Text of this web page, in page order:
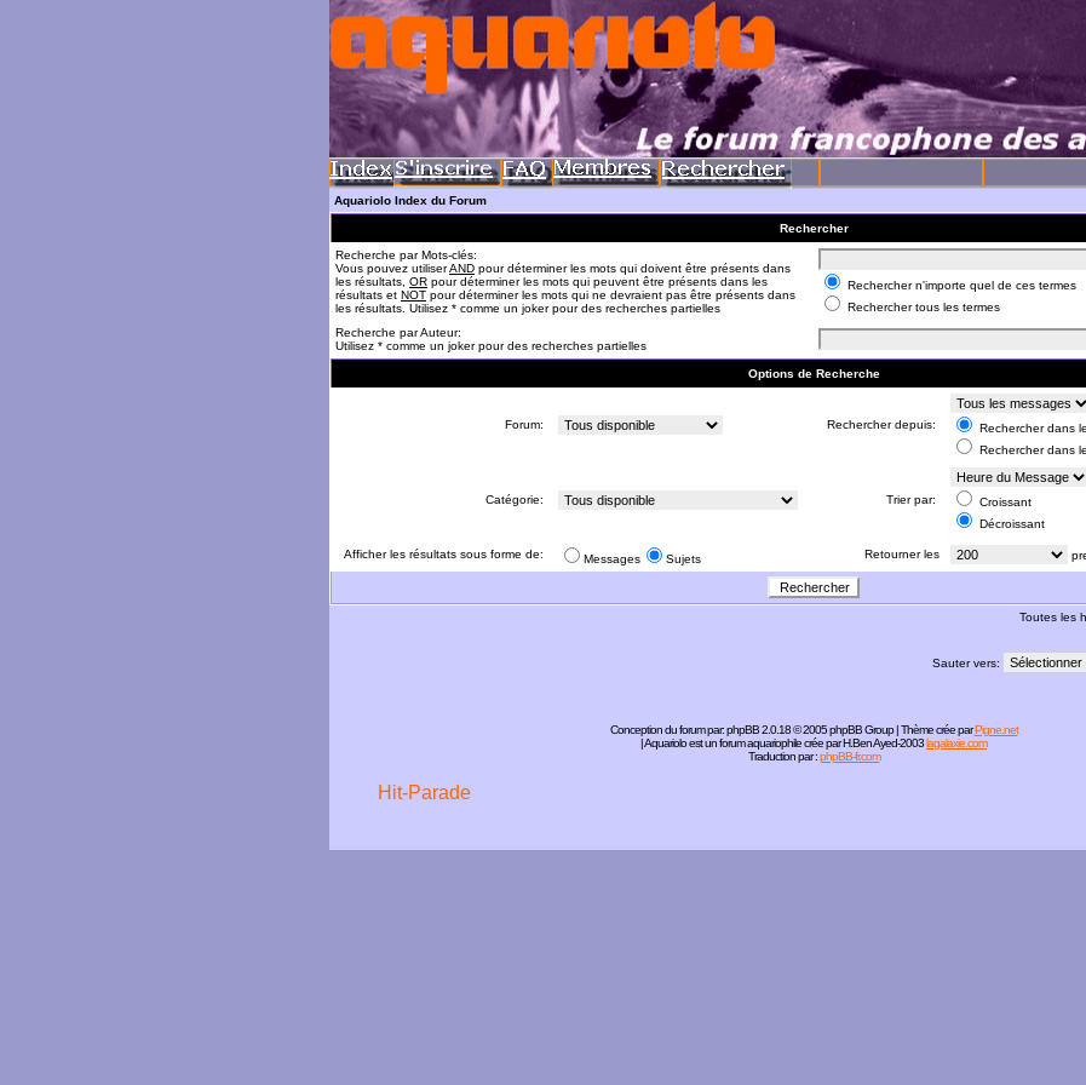
Aquariolo Index du Forum
Rechercher
Recherche par Mots-clés:
Vous pouvez utiliserAND pour déterminer les mots qui doivent être présents dans
les résultats, OR pour déterminer les mots qui peuvent être présents dans les
résultats et NOT pour déterminer les mots qui ne devraient pas être présents dans
les résultats. Utilisez * comme un joker pour des recherches partielles
Rechercher n'importe quel de ces termes
Rechercher tous les termes
Recherche par Auteur:
Utilisez * comme un joker pour des recherches partielles
Options de Recherche
Forum: Rechercher depuis:
Rechercher dans
Rechercher dans
Catégorie: Trier par:
Croissant
Décroissant
Afficher les résultats sous forme de: Messages Sujets Retourner les
Toutes les
Sauter vers:
Conception du forum par:phpBB2.0.18 © 2005 phpBB Group | Thème crée parPigne.net
| Aquariolo est un forum aquariophile crée par H.Ben Ayed-2003lagalaxie.com
Traduction par :phpBB-fr.com